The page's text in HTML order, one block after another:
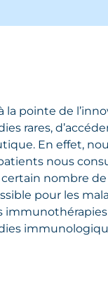
pointe de
rares,
En effet,
nous
nombre de
pour les